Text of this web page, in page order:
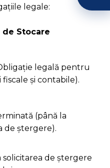
legale:
de Stocare
legală pentru
fiscale și contabile).
(până la
de ștergere).
solicitarea de ștergere